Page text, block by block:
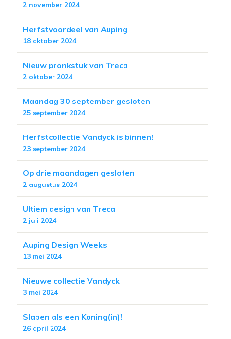
2 november 2024
Herfstvoordeel van Auping
18 oktober 2024
Nieuw pronkstuk van Treca
2 oktober 2024
Maandag 30 september gesloten
25 september 2024
Herfstcollectie Vandyck is binnen!
23 september 2024
Op drie maandagen gesloten
2 augustus 2024
Ultiem design van Treca
2 juli 2024
Auping Design Weeks
13 mei 2024
Nieuwe collectie Vandyck
3 mei 2024
Slapen als een Koning(in)!
26 april 2024